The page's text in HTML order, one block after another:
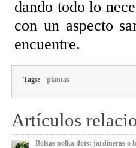
dando todo lo
con un aspecto
encuentre.
Tags: plantas
Artículos
Bolsas polka dots: jardineras o